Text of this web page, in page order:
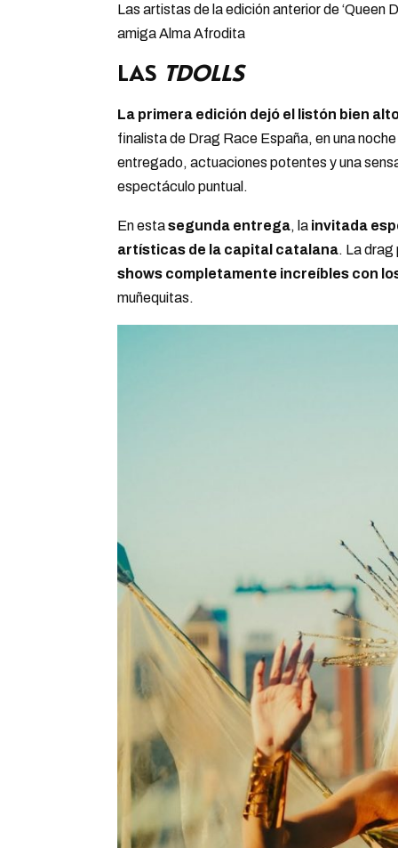
Las artistas de la edición anterior de ‘Queen
amiga Alma Afrodita
LAS TDOLLS
La primera edición dejó el listón bien
finalista de Drag Race España, en una
entregado, actuaciones potentes y una
espectáculo puntual.
En estasegunda entrega, la invitada
artísticas de la capital catalana. La
shows completamente increíbles con
muñequitas.